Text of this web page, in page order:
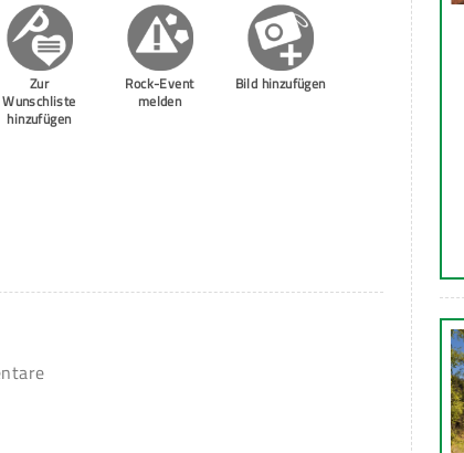
Zur
Wunschliste
hinzufügen
Rock-Event
melden
Bild hinzufügen